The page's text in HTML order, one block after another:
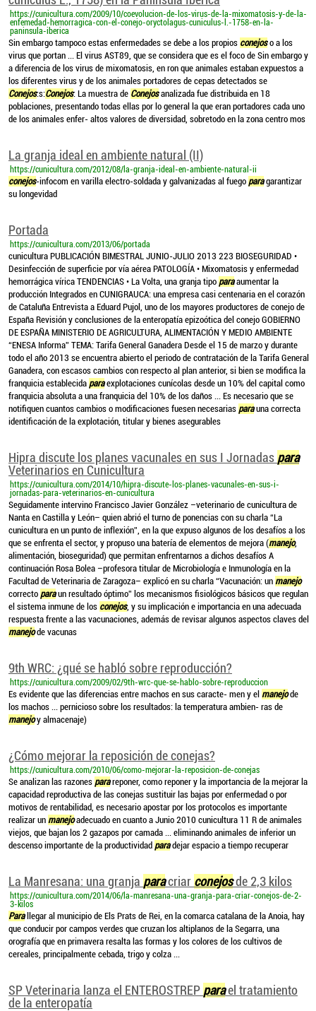
https://cunicultura.com/2009/10/coevolucion-de-los-virus-de-la-mixomatosis-y-de-la-
enfemedad-hemorragica-con-el-conejo-oryctolagus-cuniculus-l.-1758-en-la-
paninsula-iberica
Sin embargo tampoco estas enfermedades se debe a los propios conejoso a los
virus que portan ... El virus AST89, que se considera que es el foco de Sin embargo y
a diferencia de los virus de mixomatosis, en ron que animales estaban expuestos a
los diferentes virus y de los animales portadores de cepas detectados se
Conejos:s:Conejos: La muestra de Conejosanalizada fue distribuida en 18
poblaciones, presentando todas ellas por lo general la que eran portadores cada uno
de los animales enfer- altos valores de diversidad, sobretodo en la zona centro mos
La granja ideal en ambiente natural (II)
https://cunicultura.com/2012/08/la-granja-ideal-en-ambiente-natural-ii
conejos-infocom en varilla electro-soldada y galvanizadas al fuego paragarantizar
su longevidad
Portada
https://cunicultura.com/2013/06/portada
cunicultura PUBLICACIÓN BIMESTRAL JUNIO-JULIO 2013 223 BIOSEGURIDAD •
Desinfección de superficie por vía aérea PATOLOGÍA • Mixomatosis y enfermedad
hemorrágica vírica TENDENCIAS • La Volta, una granja tipo paraaumentar la
producción Integrados en CUNIGRAUCA: una empresa casi centenaria en el corazón
de Cataluña Entrevista a Eduard Pujol, uno de los mayores productores de conejo de
España Revisión y conclusiones de la enteropatía epizoótica del conejo GOBIERNO
DE ESPAÑA MINISTERIO DE AGRICULTURA, ALIMENTACIÓN Y MEDIO AMBIENTE
“ENESA Informa” TEMA: Tarifa General Ganadera Desde el 15 de marzo y durante
todo el año 2013 se encuentra abierto el periodo de contratación de la Tarifa General
Ganadera, con escasos cambios con respecto al plan anterior, si bien se modifica la
franquicia establecida paraexplotaciones cunícolas desde un 10% del capital como
franquicia absoluta a una franquicia del 10% de los daños ... Es necesario que se
notifiquen cuantos cambios o modificaciones fuesen necesarias parauna correcta
identificación de la explotación, titular y bienes asegurables
Hipra discute los planes vacunales en sus I Jornadas para
Veterinarios en Cunicultura
https://cunicultura.com/2014/10/hipra-discute-los-planes-vacunales-en-sus-i-
jornadas-para-veterinarios-en-cunicultura
Seguidamente intervino Francisco Javier González –veterinario de cunicultura de
Nanta en Castilla y León– quien abrió el turno de ponencias con su charla “La
cunicultura en un punto de inflexión”, en la que expuso algunos de los desafíos a los
que se enfrenta el sector, y propuso una batería de elementos de mejora (manejo,
alimentación, bioseguridad) que permitan enfrentarnos a dichos desafíos A
continuación Rosa Bolea –profesora titular de Microbiología e Inmunología en la
Facultad de Veterinaria de Zaragoza– explicó en su charla “Vacunación: un manejo
correcto paraun resultado óptimo” los mecanismos fisiológicos básicos que regulan
el sistema inmune de los conejos, y su implicación e importancia en una adecuada
respuesta frente a las vacunaciones, además de revisar algunos aspectos claves del
manejode vacunas
9th WRC: ¿qué se habló sobre reproducción?
https://cunicultura.com/2009/02/9th-wrc-que-se-hablo-sobre-reproduccion
Es evidente que las diferencias entre machos en sus caracte- men y el manejode
los machos ... pernicioso sobre los resultados: la temperatura ambien- ras de
manejoy almacenaje)
¿Cómo mejorar la reposición de conejas?
https://cunicultura.com/2010/06/como-mejorar-la-reposicion-de-conejas
Se analizan las razones parareponer, como reponer y la importancia de la mejorar la
capacidad reproductiva de las conejas sustituir las bajas por enfermedad o por
motivos de rentabilidad, es necesario apostar por los protocolos es importante
realizar un manejoadecuado en cuanto a Junio 2010 cunicultura 11 R de animales
viejos, que bajan los 2 gazapos por camada ... eliminando animales de inferior un
descenso importante de la productividad paradejar espacio a tiempo recuperar
La Manresana: una granja paracriar conejosde 2,3 kilos
https://cunicultura.com/2014/06/la-manresana-una-granja-para-criar-conejos-de-2-
3-kilos
Parallegar al municipio de Els Prats de Rei, en la comarca catalana de la Anoia, hay
que conducir por campos verdes que cruzan los altiplanos de la Segarra, una
orografía que en primavera resalta las formas y los colores de los cultivos de
cereales, principalmente cebada, trigo y colza ...
SP Veterinaria lanza el ENTEROSTREP parael tratamiento
de la enteropatía